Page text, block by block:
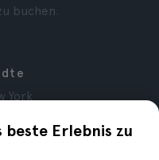
beste Erlebnis zu
buchen.
York